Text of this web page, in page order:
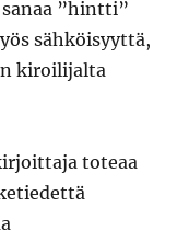
”hintti”
sähköisyyttä,
kiroilijalta
toteaa